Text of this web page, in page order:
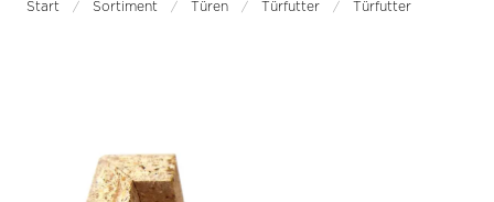
Start Sortiment Türen Türfutter Türfutter